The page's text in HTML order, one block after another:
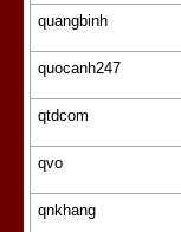
quangbinh
quocanh247
qtdcom
qvo
qnkhang